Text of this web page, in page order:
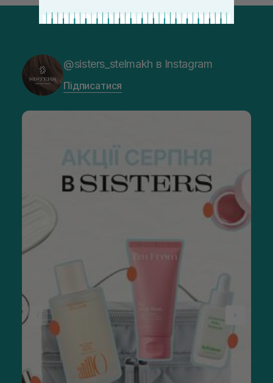
@sisters_stelmakh в Instagram
Підписатися